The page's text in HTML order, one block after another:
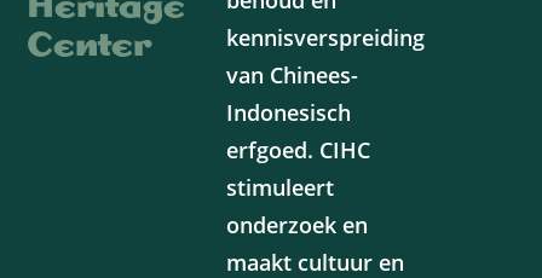
Center
kennisverspreiding
van Chinees-
Indonesisch
erfgoed. CIHC
stimuleert
onderzoek en
maakt cultuur en